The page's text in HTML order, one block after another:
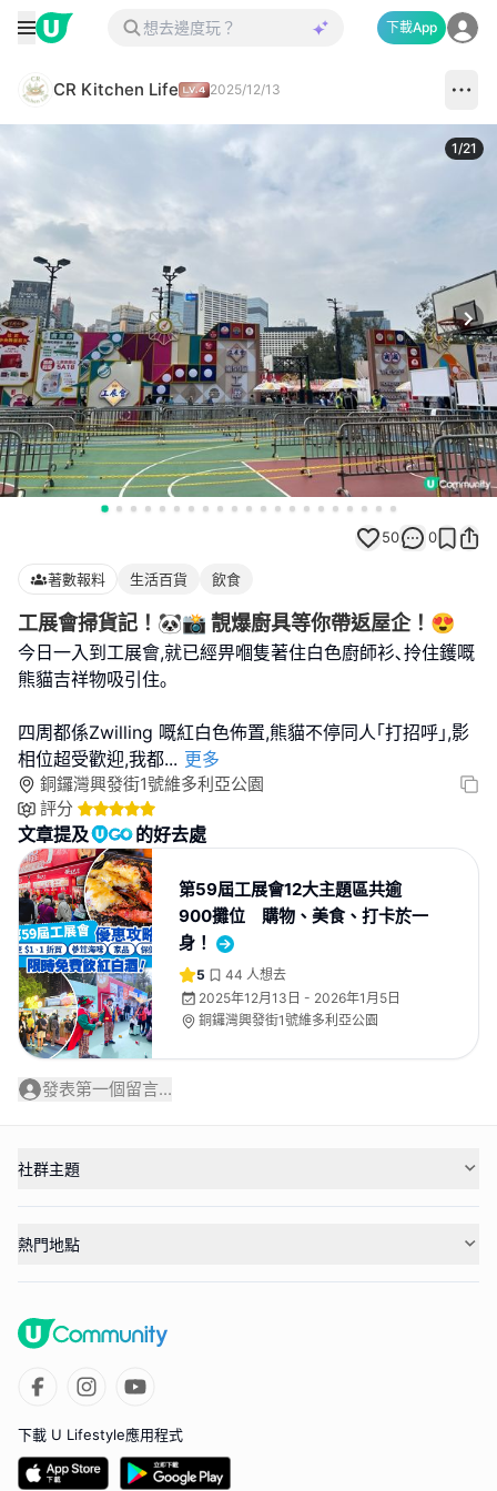
下載App
CR Kitchen Life 2025/12/13
1/21
50 0
著數報料 生活百貨 飲食
工展會掃貨記！🐼📸 靚爆廚具等你帶返屋企！😍
今日一入到工展會,就已經畀嗰隻著住白色廚師衫､拎住鑊嘅
熊貓吉祥物吸引住｡
四周都係Zwilling 嘅紅白色佈置,熊貓不停同人｢打招呼｣,影
相位超受歡迎,我都... 更多
銅鑼灣興發街1號維多利亞公園
評分
文章提及 的好去處
第59屆工展會12大主題區共逾
900攤位 購物、美食、打卡於一
身！
5 44 人想去
2025年12月13日 - 2026年1月5日
銅鑼灣興發街1號維多利亞公園
發表第一個留言...
社群主題
熱門地點
下載 U Lifestyle應用程式